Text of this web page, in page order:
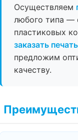
Осуществляем
любого типа —
пластиковых
заказать
предложим
качеству.